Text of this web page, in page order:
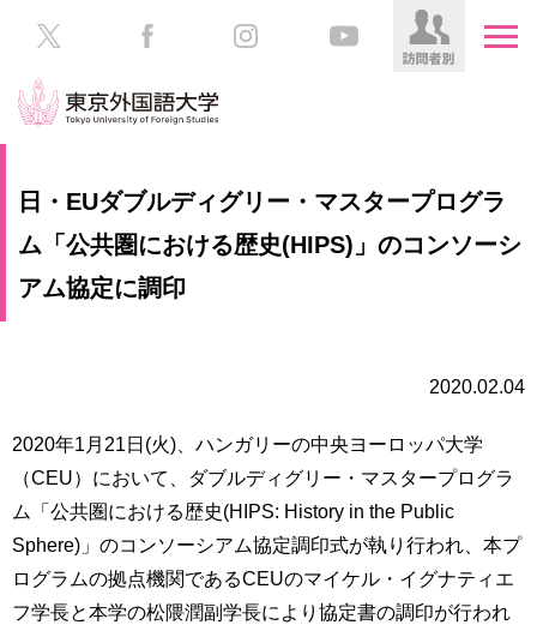
大
案
学
院
教
育
研
験
生
の
方
方
護
者
の
日・EUダブルディグリー・マスタープログラ
ム「公共圏における歴史(HIPS)」のコンソーシ
アム協定に調印
2020.02.04
2020年1月21日(火)、ハンガリーの中央ヨーロッパ大学
（CEU）において、ダブルディグリー・マスタープログラ
ム「公共圏における歴史(HIPS: History in the Public
Sphere)」のコンソーシアム協定調印式が執り行われ、本プ
ログラムの拠点機関であるCEUのマイケル・イグナティエ
フ学長と本学の松隈潤副学長により協定書の調印が行われ